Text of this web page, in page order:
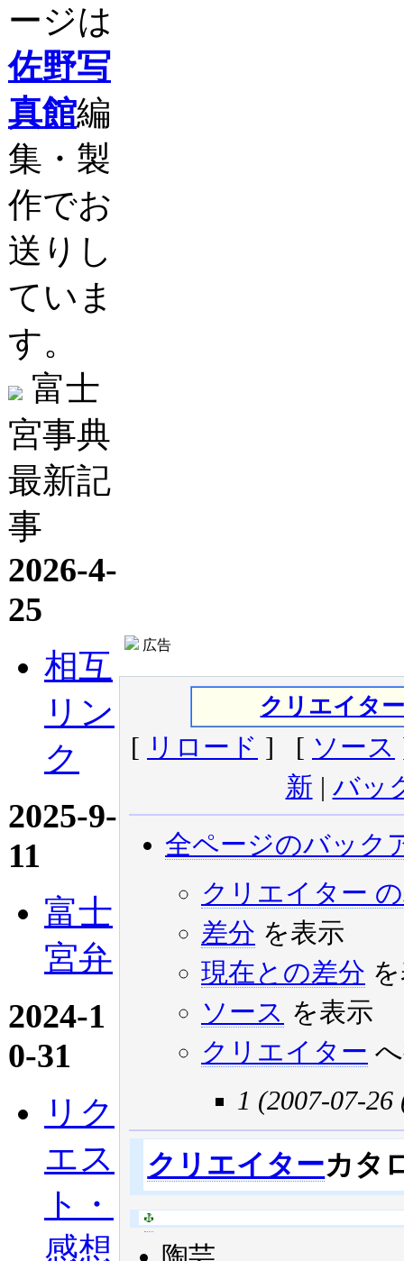
ージは
佐野写
真館編
集・製
作でお
送りし
ていま
す。
富士
宮事典
最新記
事
2026-4-
25
相互
リン
ク
2025-9-
11
富士
宮弁
2024-1
0-31
リク
エス
ト・
感想
広告
クリエイタ
[ リロード ] [ ソース
新 | バッ
全ページのバック
クリエイター
差分 を表示
現在との差分
ソース を表示
クリエイター
1 (2007-07-
クリエイターカタ